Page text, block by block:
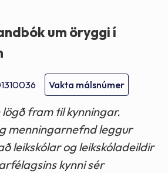
um öryggi í
Vakta málsnúmer
fram til kynningar.
menningarnefnd leggur
leikskólar og leikskóladeildir
kynni sér